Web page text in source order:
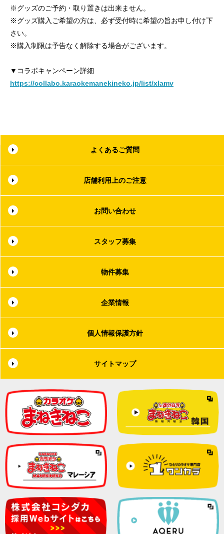
※グッズのご予約・取り置きは出来ません。
※グッズ購入ご希望の方は、必ず受付時に希望の旨お申し付け下
さい。
※購入制限は予告なく解除する場合がございます。
▼コラボキャンペーン詳細
https://collabo.karaokemanekineko.jp/list/xlamv
よくあるご質問
店舗利用上のご注意
お問い合わせ
スタッフ募集
物件募集
企業情報
個人情報保護方針
サイトマップ